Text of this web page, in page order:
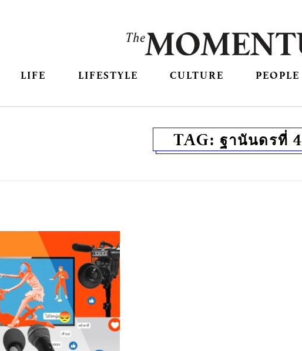
LIFE LIFESTYLE CULTURE PEOPLE
TAG: ฐานันดรที่ 4